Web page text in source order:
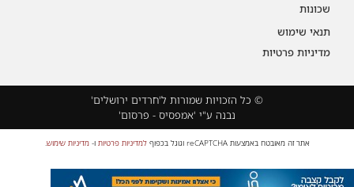
שכונות
תנאי שימוש
מדיניות פרטיות
© כל הזכויות שמורות ל'חרדים ירושלים'
נבנה ע"י 'אמפסיס - פרסום'
אתר זה מאובטח באמצעות reCAPTCHA וגוגל בכפוף למדיניות פרטיות ו-מדיניות שימוש.